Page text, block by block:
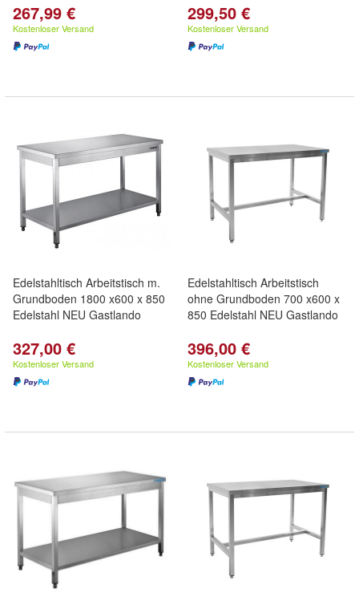
267,99 €
Kostenloser Versand
299,50 €
Kostenloser Versand
Edelstahltisch Arbeitstisch m.
Grundboden 1800 x600 x 850
Edelstahl NEU Gastlando
327,00 €
Kostenloser Versand
Edelstahltisch Arbeitstisch
ohne Grundboden 700 x600 x
850 Edelstahl NEU Gastlando
396,00 €
Kostenloser Versand